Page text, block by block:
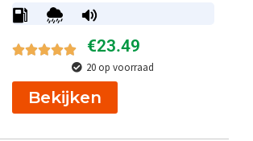
€23.49
20 op voorraad
Bekijken